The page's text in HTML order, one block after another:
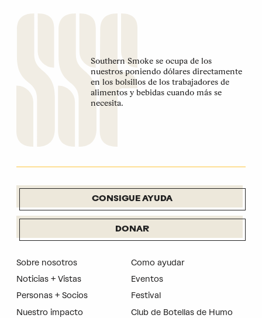
Southern Smoke se ocupa de los
nuestros poniendo dólares directamente
en los bolsillos de los trabajadores de
alimentos y bebidas cuando más se
necesita.
CONSIGUE AYUDA
DONAR
Sobre nosotros
Noticias + Vistas
Personas + Socios
Nuestro impacto
Como ayudar
Eventos
Festival
Club de Botellas de Humo